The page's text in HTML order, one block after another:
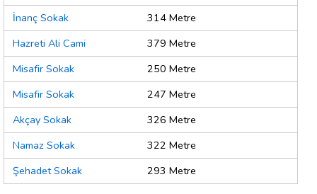
İnanç Sokak
314 Metre
Hazreti Ali Cami
379 Metre
Misafir Sokak
250 Metre
Misafir Sokak
247 Metre
Akçay Sokak
326 Metre
Namaz Sokak
322 Metre
Şehadet Sokak
293 Metre